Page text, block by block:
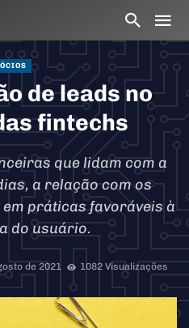
de leads no
fintechs
que lidam com a
a relação com os
práticas favoráveis à
do usuário.
de 2021 1082 Visualizações